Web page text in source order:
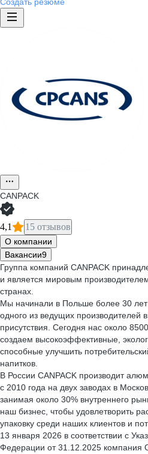
CANPACK
4,1 15 отзывов
О компании
Вакансии9
Группа компаний CANPACK
и является мировым
странах.
Мы начинали в Польше более 30 лет
одного из ведущих производителей
присутствия. Сегодня нас около
создаем высокоэффективные,
способные улучшить
напитков.
В России CANPACK производит
с 2010 года на двух заводах в
занимая около 30% внутреннего
наш бизнес, чтобы удовлетворить
упаковку среди наших клиентов и
13 января 2026 в соответствии с
Федерации от 31.12.2025 компания